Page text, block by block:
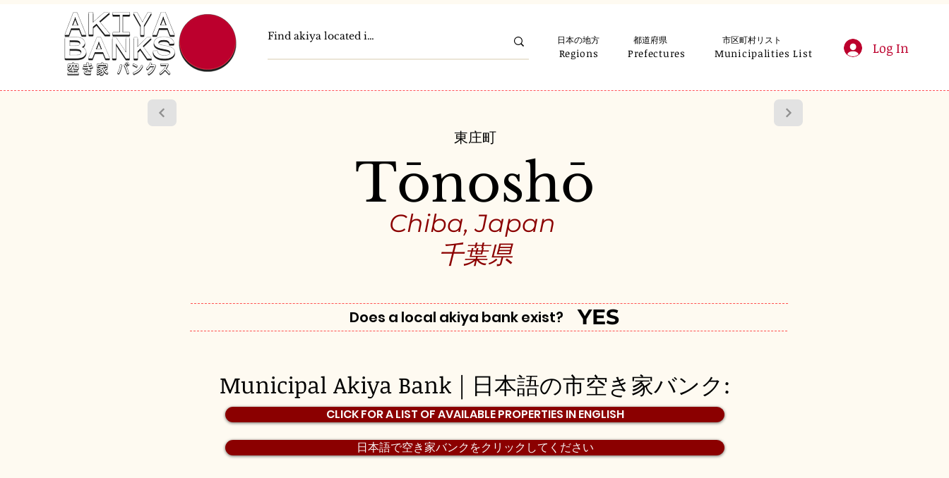
Regions Prefectures Municipalities List Log In
日本の地方 都道府県 市区町村リスト
Chiba, Japan
千葉県
Municipal Akiya Bank | 日本語の市空き家バンク:
CLICK FOR A LIST OF AVAILABLE PROPERTIES IN ENGLISH
日本語で空き家バンクをクリックしてください
Tōnoshō
東庄町
Does a local akiya bank exist? YES